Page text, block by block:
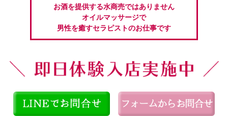
お酒を提供する水商売ではありません
オイルマッサージで
男性を癒すセラピストのお仕事です